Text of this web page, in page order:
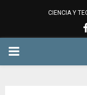
CIENCIA Y
PRIMARY